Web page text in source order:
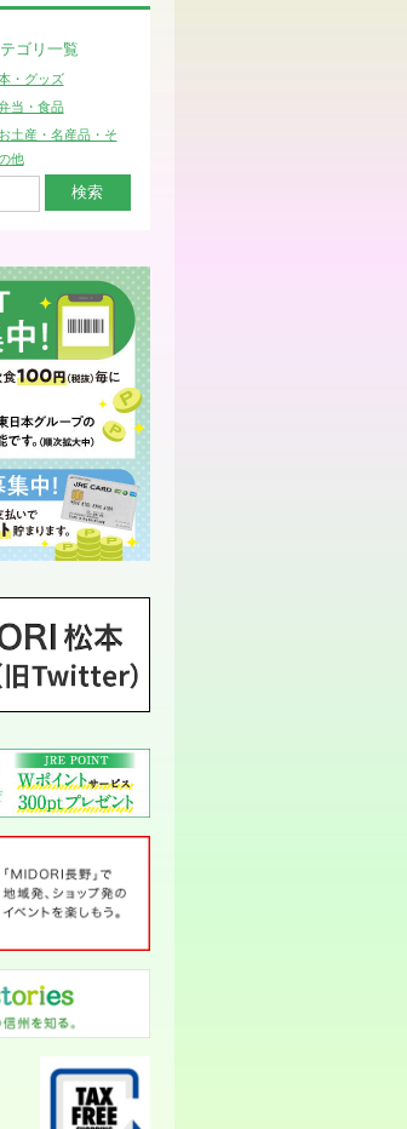
ゴリ一覧
・グッズ
当・食品
お土産・名産品・そ
他